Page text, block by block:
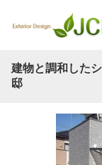
建物と調和した
邸